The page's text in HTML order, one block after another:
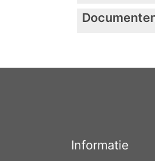
Informatie